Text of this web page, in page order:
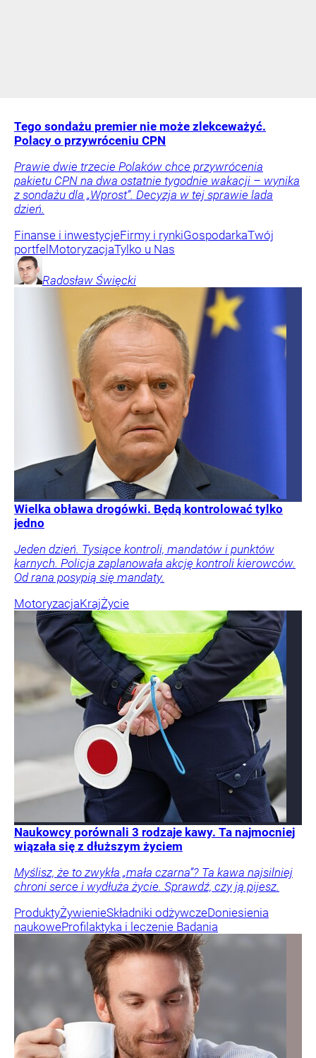
Tego sondażu premier nie może zlekceważyć.
Polacy o przywróceniu CPN
Prawie dwie trzecie Polaków chce przywrócenia
pakietu CPN na dwa ostatnie tygodnie wakacji – wynika
z sondażu dla „Wprost”. Decyzja w tej sprawie lada
dzień.
Finanse i inwestycjeFirmy i rynkiGospodarkaTwój
portfel MotoryzacjaTylko u Nas
Radosław Święcki
Wielka obława drogówki. Będą kontrolować tylko
jedno
Jeden dzień. Tysiące kontroli, mandatów i punktów
karnych. Policja zaplanowała akcję kontroli kierowców.
Od rana posypią się mandaty.
MotoryzacjaKrajŻycie
Naukowcy porównali 3 rodzaje kawy. Ta najmocniej
wiązała się z dłuższym życiem
Myślisz, że to zwykła „mała czarna”? Ta kawa najsilniej
chroni serce i wydłuża życie. Sprawdź, czy ją pijesz.
ProduktyŻywienieSkładniki odżywczeDoniesienia
naukoweProfilaktyka i leczenie Badania